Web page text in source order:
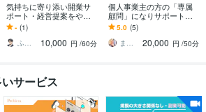
気持ちに寄り添い開業サ
ポート・経営提案をやり
ます 失敗しない開業準備
と継続経営を経験者が伝
えます！
- (1)
ふんわりこころサポート☘️みちまさ
10,000 円 /60分
個人事業主の方の「専属
顧問」になりサポートし
ます 個人事業主も顧問を
つけられる！経営歴23年
の私が伴走します！
5.0 (5)
まつもと社長｜なんでも相談できる経営者
20,000 円 /50分
サービス